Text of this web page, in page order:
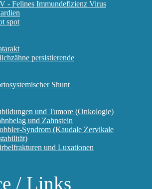
- Felines Immundefizienz Virus
spot
persistierende
Shunt
und Tumore (Onkologie)
und Zahnstein
Syndrom (Kaudale Zervikale
und Luxationen
/ Links